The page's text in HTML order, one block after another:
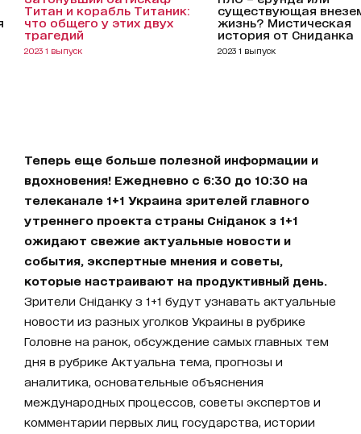
Титан и корабль Титаник:
что общего у этих двух
трагедий
2023 1 выпуск
существующая
жизнь? Мистическая
история от Сниданка
2023 1 выпуск
Теперь еще больше полезной информации и
вдохновения! Ежедневно с 6:30 до 10:30 на
телеканале 1+1 Украина зрителей главного
утреннего проекта страны Сніданок з 1+1
ожидают свежие актуальные новости и
события, экспертные мнения и советы,
которые настраивают на продуктивный день.
Зрители Сніданку з 1+1 будут узнавать актуальные
новости из разных уголков Украины в рубрике
Головне на ранок, обсуждение самых главных тем
дня в рубрике Актуальна тема, прогнозы и
аналитика, основательные объяснения
международных процессов, советы экспертов и
комментарии первых лиц государства, истории